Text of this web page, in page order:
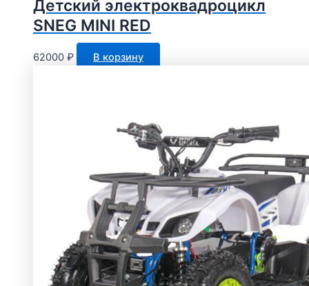
Детский электроквадроцикл
SNEG MINI RED
62000 ₽ В корзину